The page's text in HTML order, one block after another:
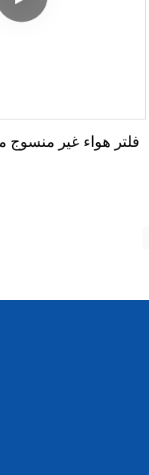
فلتر هواء غير منسوج